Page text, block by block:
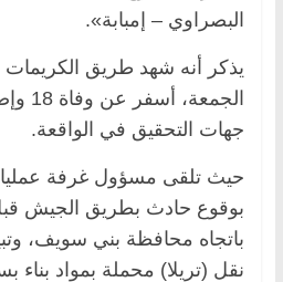
البصراوي – إمبابة».
يذكر أنه شهد طريق الكريمات
جهات التحقيق في الواقعة.
حيث تلقى مسؤول غرفة
بوقوع حادث بطريق الجيش
باتجاه محافظة بني سويف،
نقل (تريلا) محملة بمواد بناء